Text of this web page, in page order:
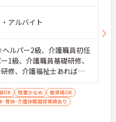
アルバイト
パー2級、介護職員初任
1級、介護職員基礎研修、
修、介護福祉士あれば尚
OK 残業少なめ
無資格OK
･育休･介護休暇取得実績あり